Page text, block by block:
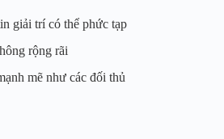
giải trí có thể phức tạp
rộng rãi
mẽ như các đối thủ